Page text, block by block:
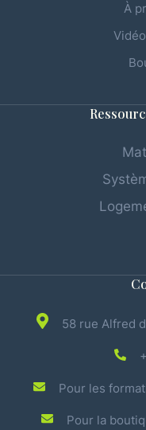
À
58 rue Alfred
Pour les
Pour la